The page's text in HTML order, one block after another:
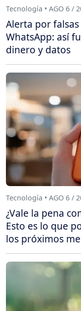
Tecnología • AGO 6 /
Alerta por
WhatsApp: así
dinero y datos
Tecnología • AGO 6 /
¿Vale la pena
Esto es lo que
los próximos